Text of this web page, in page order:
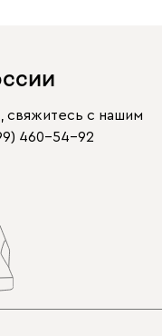
свяжитесь с нашим
460-54-92